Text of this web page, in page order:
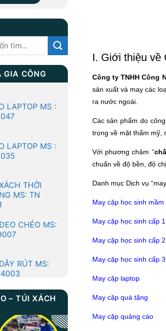
GIA CÔNG
LAPTOP MS :
LAPTOP MS :
THỜI
MS: TN
CHÉO MS:
RÚT MS:
LAPTOP MS :
LAPTOP MS :
– TÚI XÁCH
I. Giới thiệu về
Công ty TNHH Công
sản xuất và may các
ra nước ngoài.
Các sản phẩm do
trọng về mặt thẩm mỹ,
Với phương châm “
chuẩn về độ bền, độ
Danh mục Dịch vụ
May cặp học sinh
May cặp học sinh cấp
May cặp học sinh cấp
May cặp học sinh cấp
May cặp laptop
May cặp quà tặng
May cặp quảng cáo